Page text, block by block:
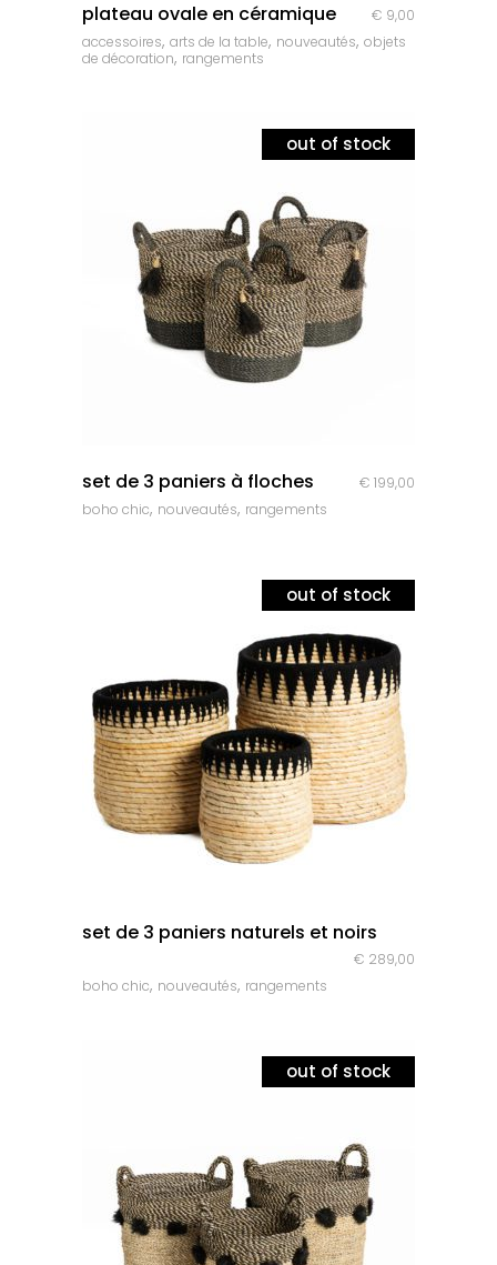
plateau ovale en céramique € 9,00
accessoires, arts de la table, nouveautés, objets
de décoration, rangements
out of stock
set de 3 paniers à floches € 199,00
boho chic, nouveautés, rangements
out of stock
set de 3 paniers naturels et noirs
€ 289,00
boho chic, nouveautés, rangements
out of stock